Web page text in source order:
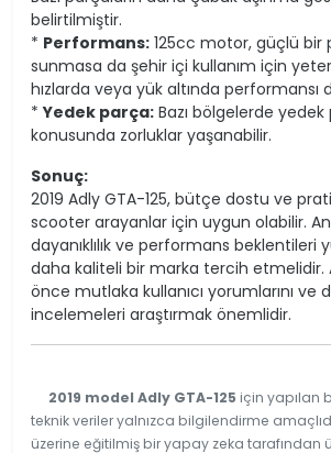
belirtilmiştir.
* Performans: 125cc motor, güçlü bir
sunmasa da şehir içi kullanım için
hızlarda veya yük altında performansı
*Yedek parça: Bazı bölgelerde
konusunda zorluklar yaşanabilir.
Sonuç:
2019 Adly GTA-125, bütçe dostu ve
scooter arayanlar için uygun olabilir.
dayanıklılık ve performans beklentileri
daha kaliteli bir marka tercih etmelidir.
önce mutlaka kullanıcı yorumlarını ve
incelemeleri araştırmak önemlidir.
2019 model Adly GTA-125 için yapılan
teknik veriler yalnızca bilgilendirme
üzerine eğitilmiş bir yapay zeka tarafından